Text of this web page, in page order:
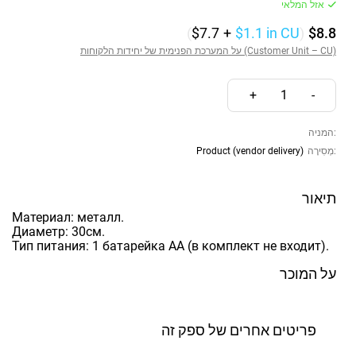
אזל המלאי
$8.8
($7.7 + $1.1 in CU)
על המערכת הפנימית של יחידות הלקוחות (Customer Unit – CU)
-
1
+
המניה:
מְסִירָה:
Product (vendor delivery)
תיאור
Материал: металл.
Диаметр: 30см.
Тип питания: 1 батарейка АА (в комплект не входит).
על המוכר
פריטים אחרים של ספק זה